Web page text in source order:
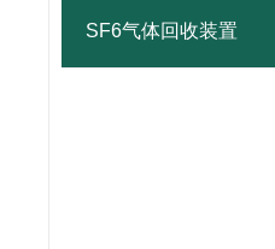
SF6气体回收装置